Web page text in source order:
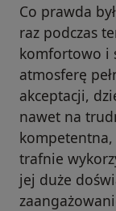
Co prawda
raz podczas
komfortowo i
atmosferę
akceptacji,
nawet na
trafnie
jej duże